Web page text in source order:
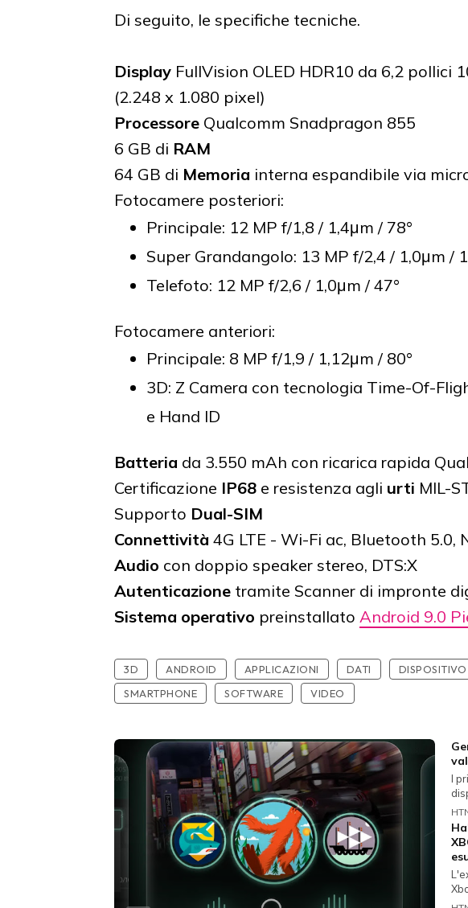
Di seguito, le specifiche tecniche.
Display FullVision OLED HDR10 da 6,2 pollici
(2.248 x 1.080 pixel)
Processore Qualcomm Snadpragon 855
6 GB di RAM
64 GB di Memoria interna espandibile via
Fotocamere posteriori:
Principale: 12 MP f/1,8 / 1,4μm / 78°
Super Grandangolo: 13 MP f/2,4 / 1,0μm /
Telefoto: 12 MP f/2,6 / 1,0μm / 47°
Fotocamere anteriori:
Principale: 8 MP f/1,9 / 1,12μm / 80°
3D: Z Camera con tecnologia Time-Of-
e Hand ID
Batteria da 3.550 mAh con ricarica rapida
Certificazione IP68 e resistenza agli urti MIL-
Supporto Dual-SIM
Connettività 4G LTE - Wi-Fi ac, Bluetooth 5.0,
Audio con doppio speaker stereo, DTS:X
Autenticazione tramite Scanner di impronte
Sistema operativo preinstallato Android 9.0
3D ANDROID APPLICAZIONI DATI DISPOSITIVO
SMARTPHONE
SOFTWARE VIDEO
I